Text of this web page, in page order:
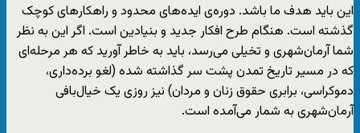
این باید هدف ما باشد. دوره‌ی ایده‌های محدود و راهکارهای کوچک
گذشته است. هنگام طرح افکار جدید و بنیادین است. اگر این به نظر
شما آرمان‌شهری و تخیلی می‌رسد، باید به خاطر آورید که هر مرحله‌ای
که در مسیر تاریخ تمدن پشت سر گذاشته شده (لغو برده‌داری،
دموکراسی، برابری حقوق زنان و مردان) نیز روزی یک خیال‌بافی
آرمان‌شهری به شمار می‌آمده است.